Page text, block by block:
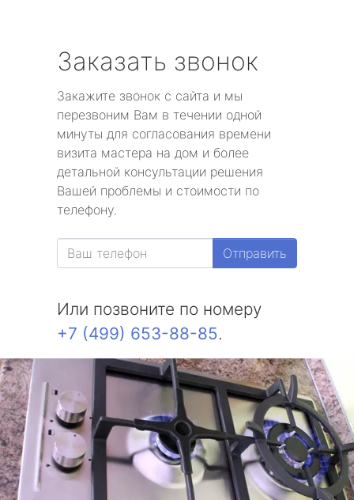
Заказать звонок
Закажите звонок с сайта и мы
перезвоним Вам в течении одной
минуты для согласования времени
визита мастера на дом и более
детальной консультации решения
Вашей проблемы и стоимости по
телефону.
Отправить
Или позвоните по номеру
+7 (499) 653-88-85.